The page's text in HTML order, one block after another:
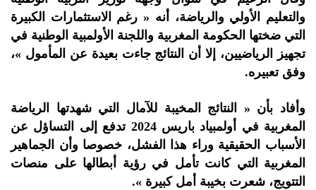
والتعليم الأولي والرياضة، أنه « رغم الاستثمارات الكبيرة
التي ضختها الحكومة المغربية واللجنة الأولمبية الوطنية في
تجهيز الرياضيين، إلا أن النتائج جاءت بعيدة عن المأمول »،
وفق تعبيره.
وأفاد بأن « النتائج المخيبة للآمال التي شهدتها الرياضة
المغربية في أولمبياد باريس 2024 تدفع إلى التساؤل عن
الأسباب الحقيقية وراء هذا الفشل، خصوصا وأن الجماهير
المغربية التي كانت تأمل في رؤية أبطالها على منصات
التتويج، شعرت بخيبة أمل كبيرة ».